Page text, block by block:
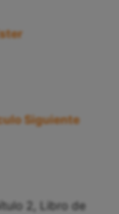
Siguiente
2, Libro de